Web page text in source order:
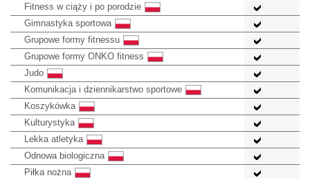
Fitness w ciąży i po porodzie
Gimnastyka sportowa
Grupowe formy fitnessu
Grupowe formy ONKO fitness
Judo
Komunikacja i dziennikarstwo sportowe
Koszykówka
Kulturystyka
Lekka atletyka
Odnowa biologiczna
Piłka nożna